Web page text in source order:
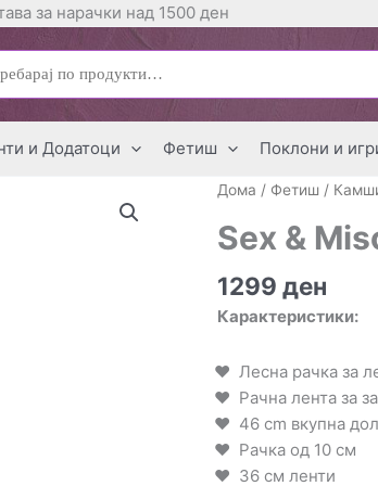
за нарачки над 1500 ден
и Додатоци Фетиш Поклони и
Дома / Фетиш /
Sex &
1299 ден
Карактеристики:
Лесна рачка за
Рачна лента за
46 cm вкупна
Рачка од 10 см
36 см ленти